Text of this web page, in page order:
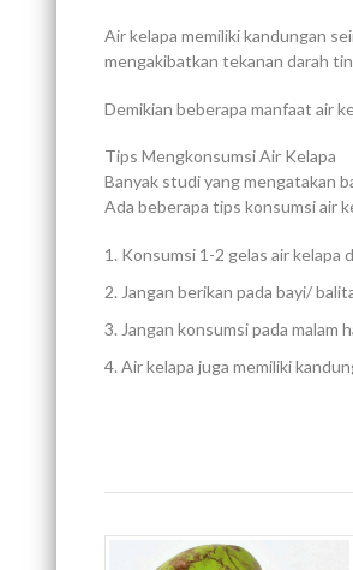
Air kelapa memiliki kandungan
mengakibatkan tekanan darah
Demikian beberapa manfaat air
Tips Mengkonsumsi Air Kelapa
Banyak studi yang mengatakan
Ada beberapa tips konsumsi air
Konsumsi 1-2 gelas air kelapa
Jangan berikan pada bayi/
Jangan konsumsi pada
Air kelapa juga memiliki